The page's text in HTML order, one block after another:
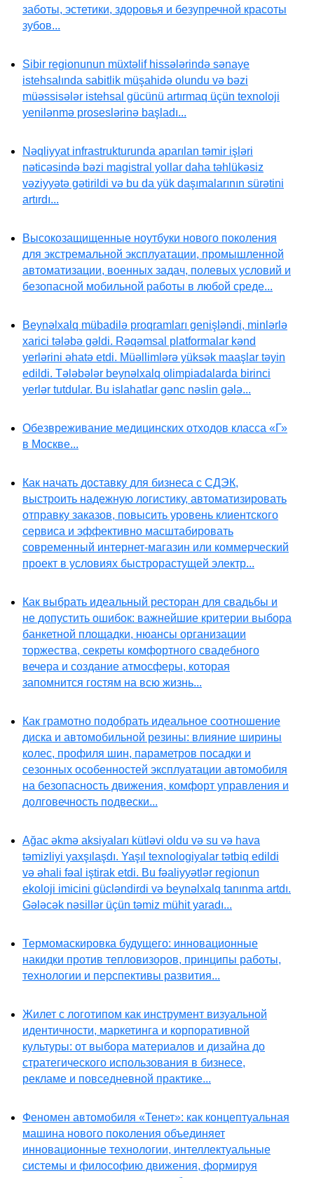
заботы, эстетики, здоровья и безупречной красоты
зубов...
Sibir regionunun müxtəlif hissələrində sənaye
istehsalında sabitlik müşahidə olundu və bəzi
müəssisələr istehsal gücünü artırmaq üçün texnoloji
yenilənmə proseslərinə başladı...
Nəqliyyat infrastrukturunda aparılan təmir işləri
nəticəsində bəzi magistral yollar daha təhlükəsiz
vəziyyətə gətirildi və bu da yük daşımalarının sürətini
artırdı...
Высокозащищенные ноутбуки нового поколения
для экстремальной эксплуатации, промышленной
автоматизации, военных задач, полевых условий и
безопасной мобильной работы в любой среде...
Beynəlxalq mübadilə proqramları genişləndi, minlərlə
xarici tələbə gəldi. Rəqəmsal platformalar kənd
yerlərini əhatə etdi. Müəllimlərə yüksək maaşlar təyin
edildi. Tələbələr beynəlxalq olimpiadalarda birinci
yerlər tutdular. Bu islahatlar gənc nəslin gələ...
Обезвреживание медицинских отходов класса «Г»
в Москве...
Как начать доставку для бизнеса с СДЭК,
выстроить надежную логистику, автоматизировать
отправку заказов, повысить уровень клиентского
сервиса и эффективно масштабировать
современный интернет-магазин или коммерческий
проект в условиях быстрорастущей электр...
Как выбрать идеальный ресторан для свадьбы и
не допустить ошибок: важнейшие критерии выбора
банкетной площадки, нюансы организации
торжества, секреты комфортного свадебного
вечера и создание атмосферы, которая
запомнится гостям на всю жизнь...
Как грамотно подобрать идеальное соотношение
диска и автомобильной резины: влияние ширины
колес, профиля шин, параметров посадки и
сезонных особенностей эксплуатации автомобиля
на безопасность движения, комфорт управления и
долговечность подвески...
Ağac əkmə aksiyaları kütləvi oldu və su və hava
təmizliyi yaxşılaşdı. Yaşıl texnologiyalar tətbiq edildi
və əhali fəal iştirak etdi. Bu fəaliyyətlər regionun
ekoloji imicini gücləndirdi və beynəlxalq tanınma artdı.
Gələcək nəsillər üçün təmiz mühit yaradı...
Термомаскировка будущего: инновационные
накидки против тепловизоров, принципы работы,
технологии и перспективы развития...
Жилет с логотипом как инструмент визуальной
идентичности, маркетинга и корпоративной
культуры: от выбора материалов и дизайна до
стратегического использования в бизнесе,
рекламе и повседневной практике...
Феномен автомобиля «Тенет»: как концептуальная
машина нового поколения объединяет
инновационные технологии, интеллектуальные
системы и философию движения, формируя